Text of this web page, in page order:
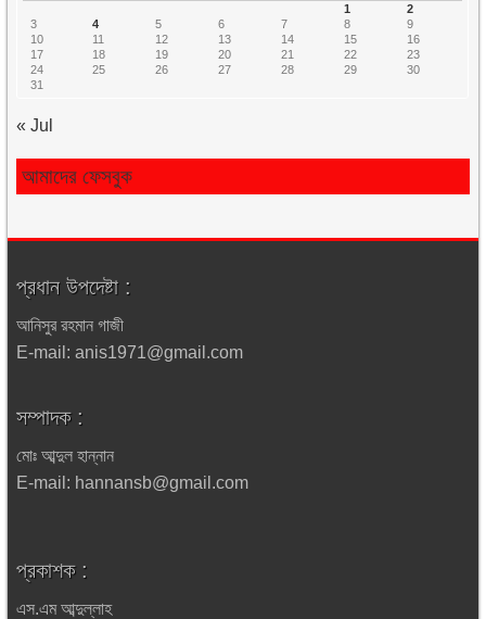
1
2
3
4 5 6 7 8
9
10
11 12 13 14 15
16
17
18 19 20 21 22
23
24
25 26 27 28 29
30
31
« Jul
আমাদের ফেসবুক
প্রধান উপদেষ্টা :
আনিসুর রহমান গাজী
E-mail: anis1971@gmail.com
সম্পাদক :
মোঃ আব্দুল হান্নান
E-mail: hannansb@gmail.com
প্রকাশক :
এস.এম আব্দুল্লাহ